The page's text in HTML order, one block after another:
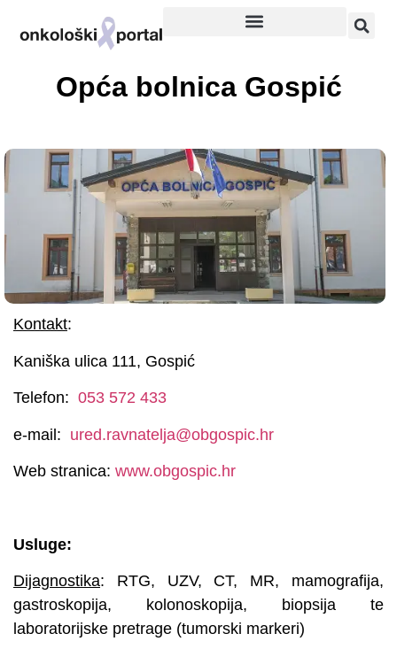
Opća bolnica Gospić
Kontakt:
Kaniška ulica 111, Gospić
Telefon: 053 572 433
e-mail: ured.ravnatelja@obgospic.hr
Web stranica: www.obgospic.hr
Usluge:
Dijagnostika: RTG, UZV, CT, MR, mamografija,
gastroskopija, kolonoskopija, biopsija te
laboratorijske pretrage (tumorski markeri)